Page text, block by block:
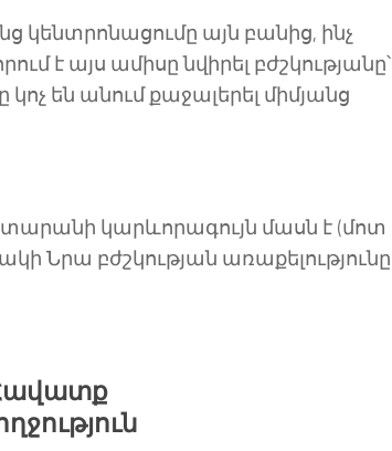
կենտրոնացումը այն բանից, ինչ
է այս ամիսը նվիրել բժշկությանը՝
են անում քաջալերել միմյանց
կարևորագույն մասն է (մոտ
Նրա բժշկության առաքելությունը